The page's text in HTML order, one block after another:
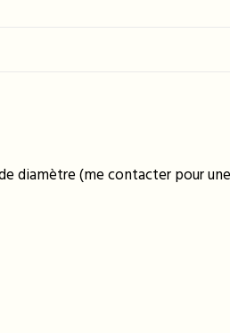
diamètre (me contacter pour